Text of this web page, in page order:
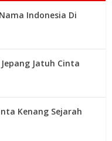
Indonesia Di
Jatuh Cinta
Kenang Sejarah